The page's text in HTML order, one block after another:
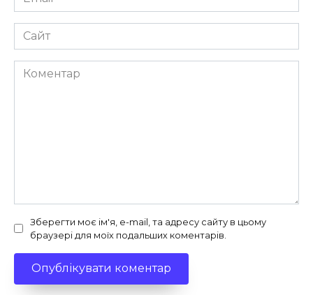
*
Сайт
Коментар
Зберегти моє ім'я, e-mail, та адресу сайту в цьому
браузері для моїх подальших коментарів.